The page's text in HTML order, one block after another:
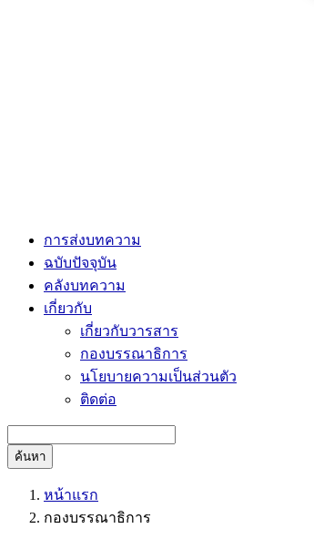
การส่งบทความ
ฉบับปัจจุบัน
คลังบทความ
เกี่ยวกับ
เกี่ยวกับวารสาร
กองบรรณาธิการ
นโยบายความเป็นส่วนตัว
ติดต่อ
ค้นหา
หน้าแรก
กองบรรณาธิการ